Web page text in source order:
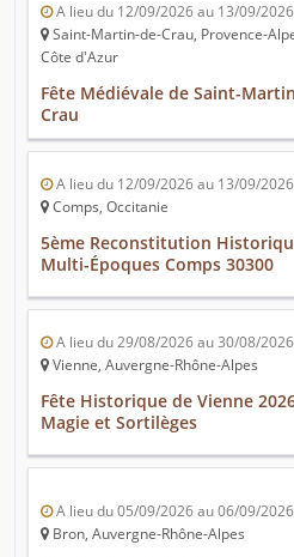
A lieu du 12/09/2026 au 13/09/2026
Saint-Martin-de-Crau, Provence-
Côte d'Azur
Fête Médiévale de Saint-
Crau
A lieu du 12/09/2026 au 13/09/2026
Comps, Occitanie
5ème Reconstitution
Multi-Époques Comps 30300
A lieu du 29/08/2026 au 30/08/2026
Vienne, Auvergne-Rhône-Alpes
Fête Historique de Vienne
Magie et Sortilèges
A lieu du 05/09/2026 au 06/09/2026
Bron, Auvergne-Rhône-Alpes